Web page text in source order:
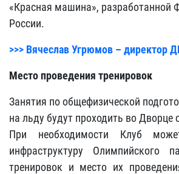
«Красная машина», разработанной
России.
>>> Вячеслав Угрюмов – директор
Место проведения тренировок
Занятия по общефизической
на льду будут проходить во Дворце
При необходимости Клуб
инфраструктуру Олимпийского
тренировок и место их